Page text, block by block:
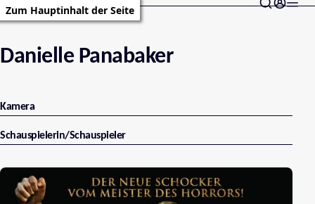
Zum Hauptinhalt der Seite
Danielle Panabaker
Kamera
Schauspielerin/Schauspieler